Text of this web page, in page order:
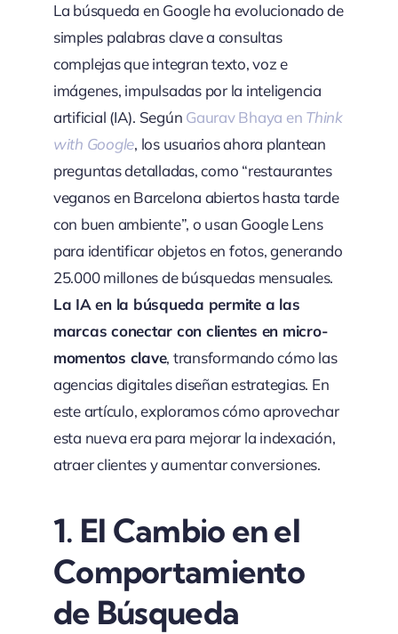
La búsqueda en Google ha evolucionado de
simples palabras clave a consultas
complejas que integran texto, voz e
imágenes, impulsadas por la inteligencia
artificial (IA). Según Gaurav Bhaya en Think
with Google, los usuarios ahora plantean
preguntas detalladas, como “restaurantes
veganos en Barcelona abiertos hasta tarde
con buen ambiente”, o usan Google Lens
para identificar objetos en fotos, generando
25.000 millones de búsquedas mensuales.
La IA en la búsqueda permite a las
marcas conectar con clientes en micro-
momentos clave, transformando cómo las
agencias digitales diseñan estrategias. En
este artículo, exploramos cómo aprovechar
esta nueva era para mejorar la indexación,
atraer clientes y aumentar conversiones.
1. El Cambio en el
Comportamiento
de Búsqueda